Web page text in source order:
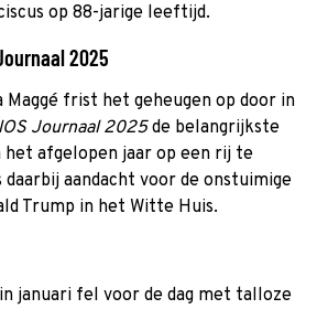
op 88-jarige leeftijd.
2025
Maggé frist het geheugen op door in
Journaal 2025de belangrijkste
het afgelopen jaar op een rij te
aandacht voor de onstuimige
Trump in het Witte Huis.
januari fel voor de dag met talloze